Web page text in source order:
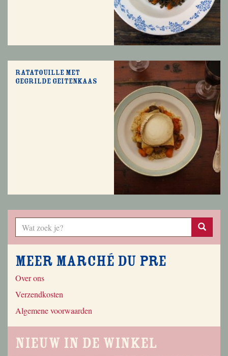
Ratatouille met
gegrilde geitenkaas
Meer Marché du Pre
Over ons
Verzendkosten
Algemene voorwaarden
Nieuw in de winkel